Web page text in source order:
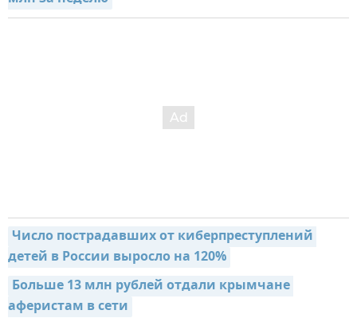
Число пострадавших от киберпреступлений
детей в России выросло на 120%
Больше 13 млн рублей отдали крымчане
аферистам в сети